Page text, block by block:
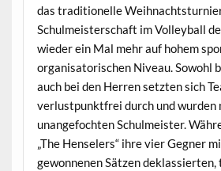
das traditionelle
Schulmeisterschaft im Volleyball
wieder ein Mal mehr auf hohem
organisatorischen Niveau. Sowohl
auch bei den Herren setzten sich
verlustpunktfrei durch und wurden
unangefochten Schulmeister.
„The Henselers“ ihre vier Gegner
gewonnenen Sätzen deklassierten,